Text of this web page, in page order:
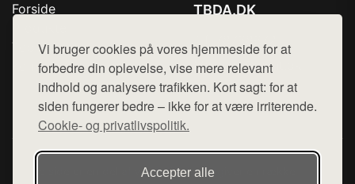
Vi bruger cookies på vores hjemmeside for at
forbedre din oplevelse, vise mere relevant
indhold og analysere trafikken. Kort sagt: for at
siden fungerer bedre – ikke for at være irriterende.
Cookie- og privatlivspolitik.
Accepter alle
Forside
Top Rabatter
Kontakt
TBDA.DK
Mail: hej@want.dk
Cookie- og privatlivspolitik
Denne side er en del af want.dk, der udgiver en række